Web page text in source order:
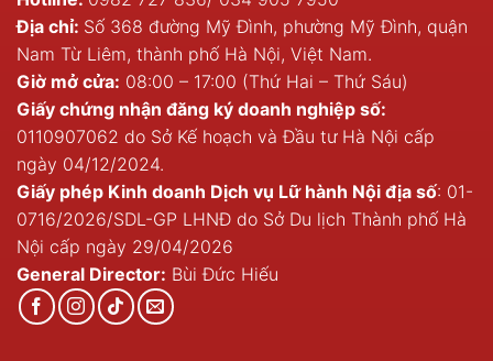
Địa chỉ: Số 368 đường Mỹ Đình, phường Mỹ Đình, quận
Nam Từ Liêm, thành phố Hà Nội, Việt Nam.
Giờ mở cửa: 08:00 – 17:00 (Thứ Hai – Thứ Sáu)
Giấy chứng nhận đăng ký doanh nghiệp số:
0110907062 do Sở Kế hoạch và Đầu tư Hà Nội cấp
ngày 04/12/2024.
Giấy phép Kinh doanh Dịch vụ Lữ hành Nội địa số: 01-
0716/2026/SDL-GP LHNĐ do Sở Du lịch Thành phố Hà
Nội cấp ngày 29/04/2026
General Director: Bùi Đức Hiếu